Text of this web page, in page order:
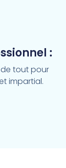
:
de tout pour
impartial.